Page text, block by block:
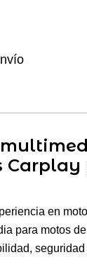
Carplay
en
para motos